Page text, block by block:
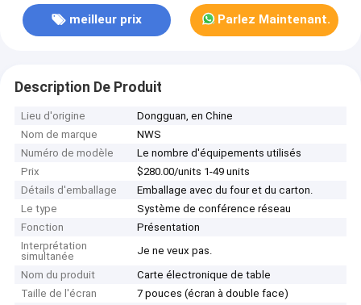
meilleur prix Parlez Maintenant.
Description De Produit
Lieu d'origine
Dongguan, en Chine
Nom de marque
NWS
Numéro de modèle
Le nombre d'équipements utilisés
Prix
$280.00/units 1-49 units
Détails d'emballage
Emballage avec du four et du carton.
Le type
Système de conférence réseau
Fonction
Présentation
Interprétation
simultanée
Je ne veux pas.
Nom du produit
Carte électronique de table
Taille de l'écran
7 pouces (écran à double face)